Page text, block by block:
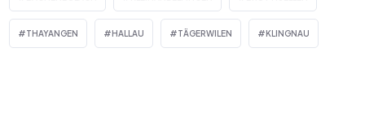
THAYANGEN HALLAU TÄGERWILEN KLINGNAU